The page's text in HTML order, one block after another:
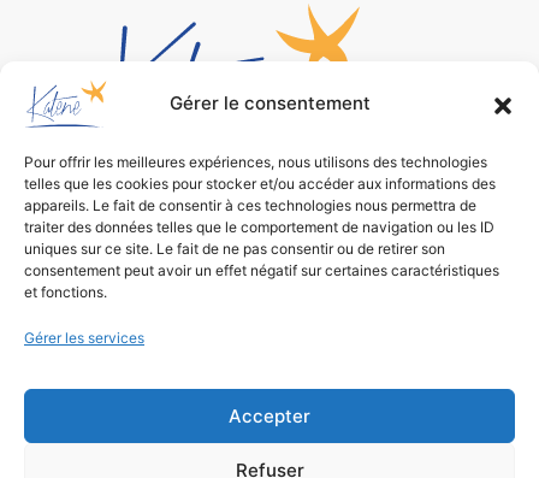
Gérer le consentement
Pour offrir les meilleures expériences, nous utilisons des technologies
telles que les cookies pour stocker et/ou accéder aux informations des
appareils. Le fait de consentir à ces technologies nous permettra de
traiter des données telles que le comportement de navigation ou les ID
uniques sur ce site. Le fait de ne pas consentir ou de retirer son
consentement peut avoir un effet négatif sur certaines caractéristiques
et fonctions.
Gérer les services
Accepter
Refuser
Bureau d’études
de conception environnementale